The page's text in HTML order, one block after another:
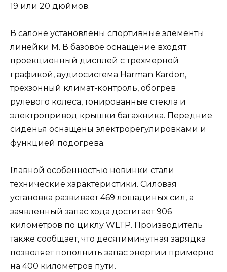
19 или 20 дюймов.
В салоне установлены спортивные элементы
линейки M. В базовое оснащение входят
проекционный дисплей с трехмерной
графикой, аудиосистема Harman Kardon,
трехзонный климат-контроль, обогрев
рулевого колеса, тонированные стекла и
электропривод крышки багажника. Передние
сиденья оснащены электрорегулировками и
функцией подогрева.
Главной особенностью новинки стали
технические характеристики. Силовая
установка развивает 469 лошадиных сил, а
заявленный запас хода достигает 906
километров по циклу WLTP. Производитель
также сообщает, что десятиминутная зарядка
позволяет пополнить запас энергии примерно
на 400 километров пути.